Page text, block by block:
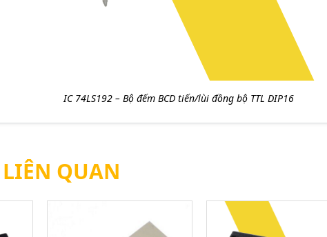
IC 74LS192 – Bộ đếm BCD tiến/lùi đồng bộ TTL DIP16
LIÊN QUAN